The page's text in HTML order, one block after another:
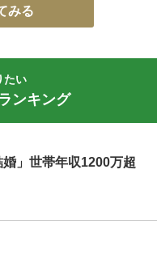
みる
たい
ンキング
婚」世帯年収1200万超